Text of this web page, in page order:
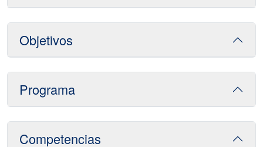
Objetivos
Programa
Competencias